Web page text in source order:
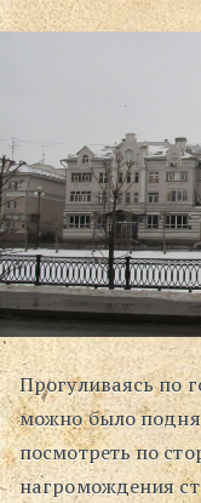
Прогуливаясь по
можно было
посмотреть по
нагромождения